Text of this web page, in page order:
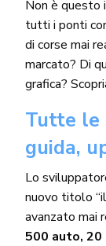
Non è questo
tutti i ponti
di corse mai
marcato? Di
grafica?
Tutte le
guida,
Lo
nuovo titolo
avanzato mai
500 auto, 20